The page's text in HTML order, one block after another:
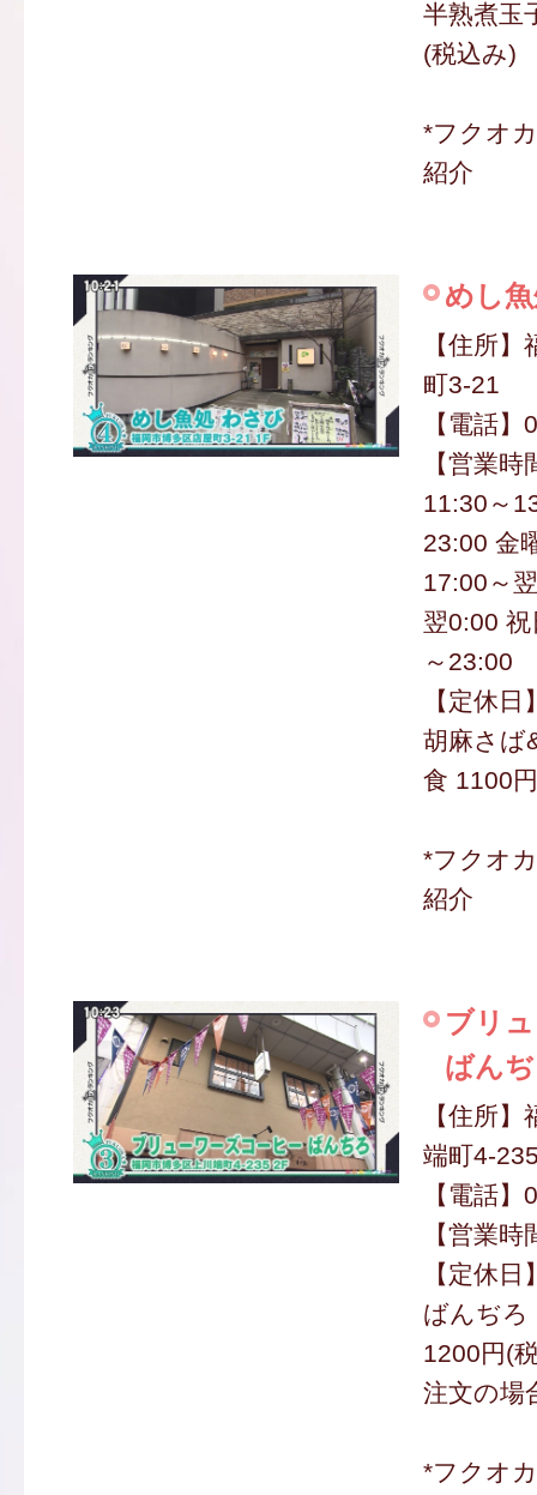
半熟煮玉
(税込み)
*フクオ
紹介
めし
【住所
町3-21
【電話
【営業
11:30～
23:00 金
17:00～
翌0:00
～23:00
【定休日
胡麻さば
食 1100
*フクオ
紹介
ブリ
ばん
【住所
端町4-
【電話
【営業
【定休日
ばんぢろ
1200円(
注文の場
*フクオ